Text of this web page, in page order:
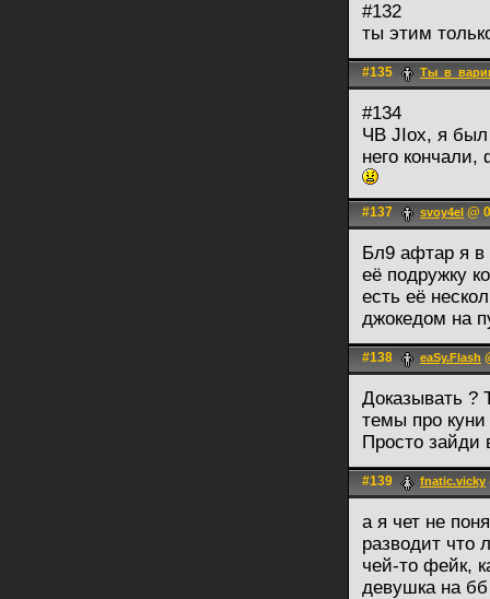
#132
ты этим
#135
#134
ЧВ JIох, я был
него кончали,
#137 svoy4el @
Бл9 афтар я в
её подружку
есть её
джокедом на
#138 eaSy.Flash
Доказывать ?
темы про
Просто
#139 fnatic.vicky
а я чет не
разводит что
чей-то фейк,
девушка на